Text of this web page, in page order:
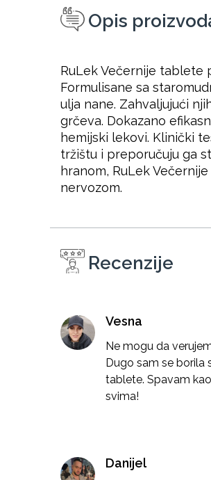
Opis
RuLek Večernije tablete
Formulisane sa
ulja nane. Zahvaljujući
grčeva. Dokazano
hemijski lekovi. Klinički
tržištu i preporučuju ga
hranom, RuLek
nervozom.
Recenzije
Vesna
Ne mogu da
Dugo sam se borila
tablete. Spavam
svima!
Danijel